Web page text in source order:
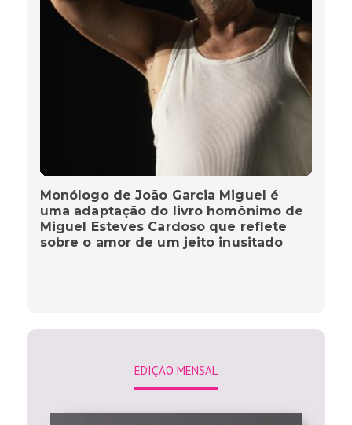
Monólogo de João Garcia Miguel é
uma adaptação do livro homônimo de
Miguel Esteves Cardoso que reflete
sobre o amor de um jeito inusitado
EDIÇÃO MENSAL